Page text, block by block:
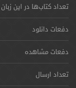
تعداد کتاب‌ها در این زبان
دفعات دانلود
دفعات مشاهده
تعداد ارسال